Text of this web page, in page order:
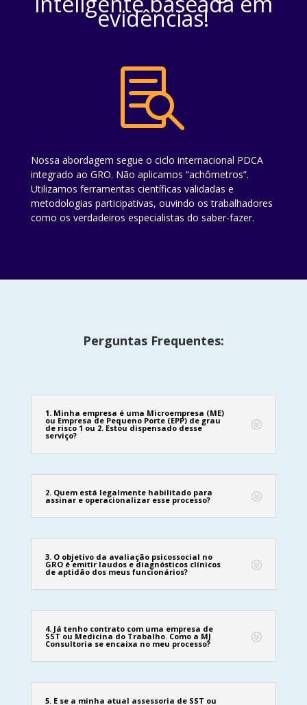
evidências!

Nossa abordagem segue o ciclo internacional PDCA
integrado ao GRO. Não aplicamos “achômetros”.
Utilizamos ferramentas científicas validadas e
metodologias participativas, ouvindo os trabalhadores
como os verdadeiros especialistas do saber-fazer.
Perguntas Frequentes:
1. Minha empresa é uma Microempresa (ME)
ou Empresa de Pequeno Porte (EPP) de grau
de risco 1 ou 2. Estou dispensado desse
serviço?
2. Quem está legalmente habilitado para
assinar e operacionalizar esse processo?
3. O objetivo da avaliação psicossocial no
GRO é emitir laudos e diagnósticos clínicos
de aptidão dos meus funcionários?
4. Já tenho contrato com uma empresa de
SST ou Medicina do Trabalho. Como a MJ
Consultoria se encaixa no meu processo?
5. E se a minha atual assessoria de SST ou